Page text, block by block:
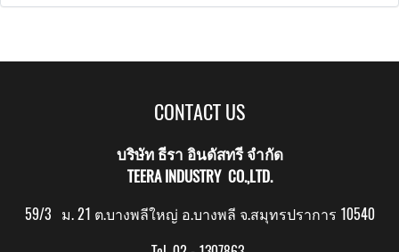
CONTACT US
บริษัท ธีรา อินดัสทรี จำกัด
TEERA INDUSTRY CO.,LTD.
59/3 ม. 21 ต.บางพลีใหญ่ อ.บางพลี จ.สมุทรปราการ 10540